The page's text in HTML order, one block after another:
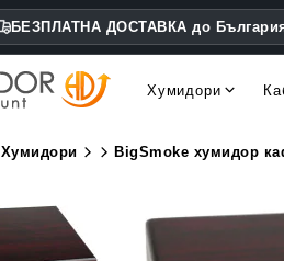
БЕЗПЛАТНА ДОСТАВКА до
Хумидори
Хумидори BigSmoke хумидор